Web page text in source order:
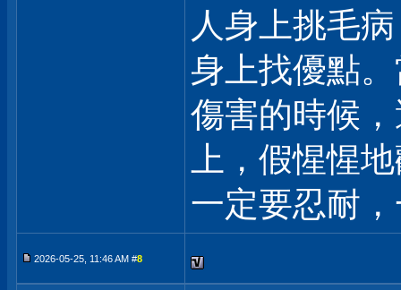
人身上挑毛
身上找優點
傷害的時候
上，假惺惺
一定要忍耐
2026-05-25, 11:46 AM #8